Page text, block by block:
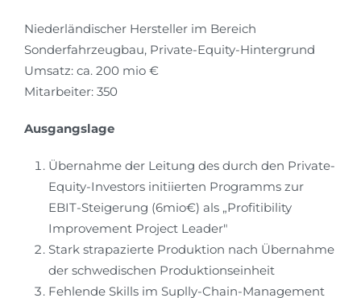
Niederländischer Hersteller im Bereich
Sonderfahrzeugbau, Private-Equity-Hintergrund
Umsatz: ca. 200 mio €
Mitarbeiter: 350
Ausgangslage
Übernahme der Leitung des durch den Private-
Equity-Investors initiierten Programms zur
EBIT-Steigerung (6mio€) als „Profitibility
Improvement Project Leader"
Stark strapazierte Produktion nach Übernahme
der schwedischen Produktionseinheit
Fehlende Skills im Suplly-Chain-Management